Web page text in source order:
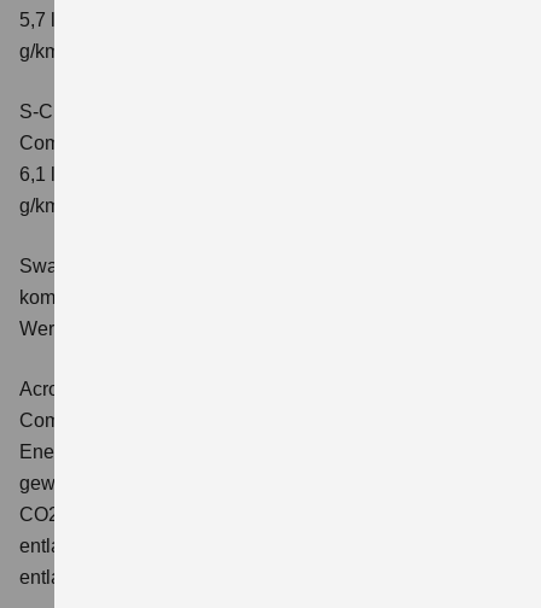
5,7 l/100 km; kombinierter Wert der CO2-Emission: 131
g/km; CO2-Klasse: D
S-Cross 1.4 BOOSTERJET HYBRID ALLGRIP AT
Comfort+
6,1 l/100 km; kombinierter Wert der CO2-Emission: 141
g/km; CO2-Klasse: E
Swace 1.8 HYBRID CVT Comfort+
kombinierter Energieverbrauch 4,5 l/100km; kombinierter
Wert der CO2-Emission: 102 g/km; CO2-Klasse: C.
Across 2.5 PLUG-IN HYBRID CVT
Comfort+
Energieverbrauch: 17,1kWh/100km plus 1,0 l/100 km;
gewichtet kombinierter Wert der CO2-Emission: 22 g/km;
CO2-Klasse: B; kombinierter Kraftstoffverbrauch bei
entladener Batterie: 6,6 l/100km; CO2-Klasse (bei
entladener Batterie): E.